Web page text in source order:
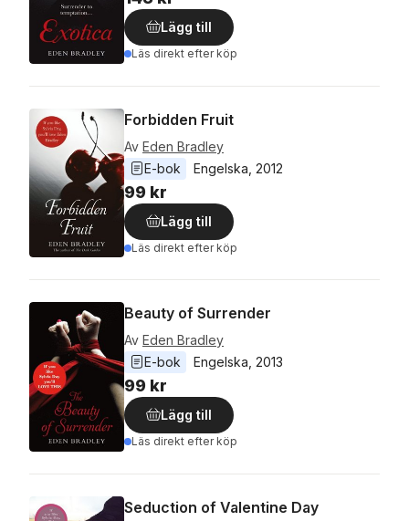
Lägg till
Läs direkt efter köp
Forbidden Fruit
Av Eden Bradley
E-bok
Engelska 2012
99 kr
Lägg till
Läs direkt efter köp
Beauty of Surrender
Av Eden Bradley
E-bok
Engelska 2013
99 kr
Lägg till
Läs direkt efter köp
Seduction of Valentine Day